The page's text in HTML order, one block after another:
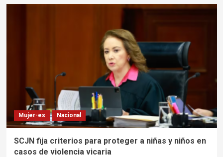
Mujer-es Nacional
SCJN fija criterios para proteger a niñas y niños en
casos de violencia vicaria